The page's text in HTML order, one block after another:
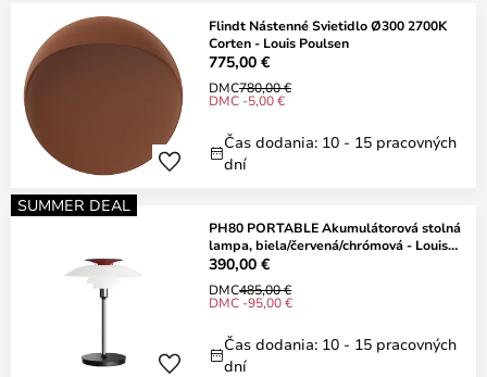
Flindt Nástenné Svietidlo Ø300 2700K
Corten - Louis Poulsen
775,00 €
DMC780,00 €
DMC -5,00 €
Čas dodania: 10 - 15 pracovných
dní
SUMMER DEAL
PH80 PORTABLE Akumulátorová stolná
lampa, biela/červená/chrómová - Louis
Poulsen
390,00 €
DMC485,00 €
DMC -95,00 €
Čas dodania: 10 - 15 pracovných
dní